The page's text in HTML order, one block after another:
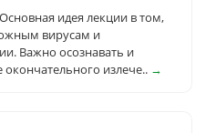
идея лекции в том,
вирусам и
Важно осознавать и
окончательного излече.. →